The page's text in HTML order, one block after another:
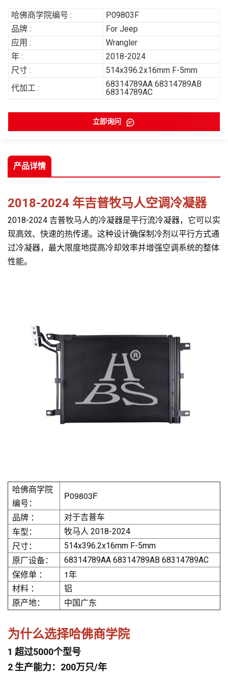
哈佛商学院编号 :
P09803F
品牌 :
For Jeep
应用 :
Wrangler
年 :
2018-2024
尺寸 :
514x396.2x16mm F-5mm
代加工 :
68314789AA 68314789AB
68314789AC
立即询问
产品详情
2018-2024 年吉普牧马人空调冷凝器
2018-2024 吉普牧马人的冷凝器是平行流冷凝器，它可以实
现高效、快速的热传递。这种设计确保制冷剂以平行方式通
过冷凝器，最大限度地提高冷却效率并增强空调系统的整体
性能。
哈佛商学院
编号：
P09803F
品牌 ：
对于吉普车
车型： 牧马人 2018-2024
尺寸： 514x396.2x16mm F-5mm
原厂设备： 68314789AA 68314789AB 68314789AC
保修单 ： 1年
材料 ：
铝
原产地：
中国广东
为什么选择哈佛商学院
1 超过5000个型号
2 生产能力：200万只/年